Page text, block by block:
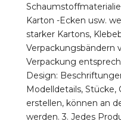
Karton -Ecken usw.
starker Kartons,
Verpackungsbändern
Verpackung
Design:
Modelldetails, Stücke,
erstellen, können an
werden. 3. Jedes